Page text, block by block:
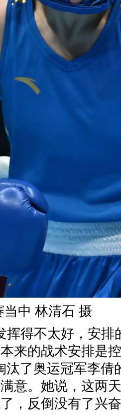
中 林清石 摄
挥得不太好，安
来的战术安排是
汰了奥运冠军李
意。她说，这两
，反倒没有了兴